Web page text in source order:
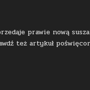
prawie nową
też artykuł